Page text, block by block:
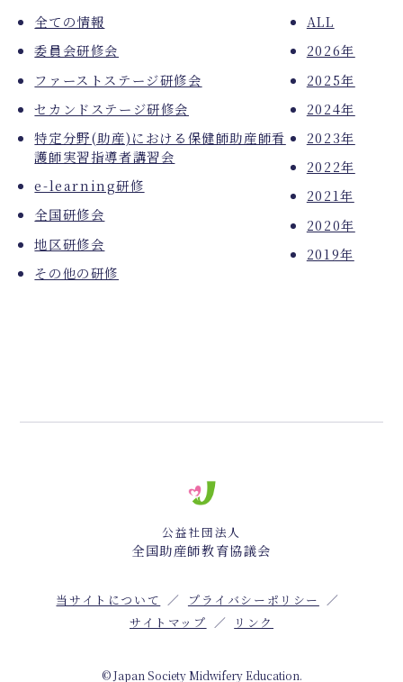
全ての情報
委員会研修会
ファーストステージ研修会
セカンドステージ研修会
特定分野(助産)における保健師助産師看
護師実習指導者講習会
e-learning研修
全国研修会
地区研修会
その他の研修
ALL
2026年
2025年
2024年
2023年
2022年
2021年
2020年
2019年
公益社団法人
全国助産師教育協議会
当サイトについて
プライバシーポリシー
サイトマップ
リンク
© Japan Society Midwifery Education.